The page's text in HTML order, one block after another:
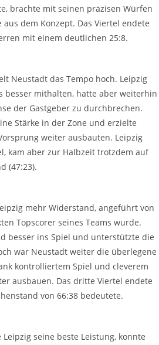
brach­te mit sei­nen prä­zi­sen Wür­fen
dem Kon­zept. Das Vier­tel ende­te
mit einem deut­li­chen 25:8.
Neu­stadt das Tem­po hoch. Leip­zig
bes­ser mit­hal­ten, hat­te aber wei­ter­hin
der Gast­ge­ber zu durch­bre­chen.
Stär­ke in der Zone und erziel­te
wei­ter aus­bau­ten. Leip­zig
kam aber zur Halb­zeit trotz­dem auf
(47:23).
mehr Wider­stand, ange­führt von
Tops­corer sei­nes Teams wur­de.
bes­ser ins Spiel und unter­stütz­te die
war Neu­stadt wei­ter die über­le­ge­ne
kon­trol­lier­tem Spiel und cle­ve­rem
aus­bau­en. Das drit­te Vier­tel ende­te
von 66:38 bedeutete.
sei­ne bes­te Leis­tung, konn­te